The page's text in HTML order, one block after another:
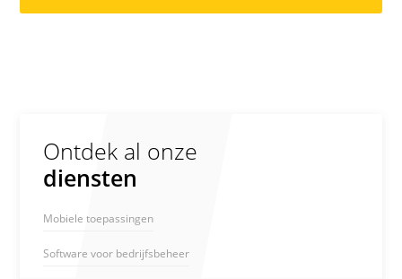
Ontdek al onze
diensten
Mobiele toepassingen
Software voor bedrijfsbeheer